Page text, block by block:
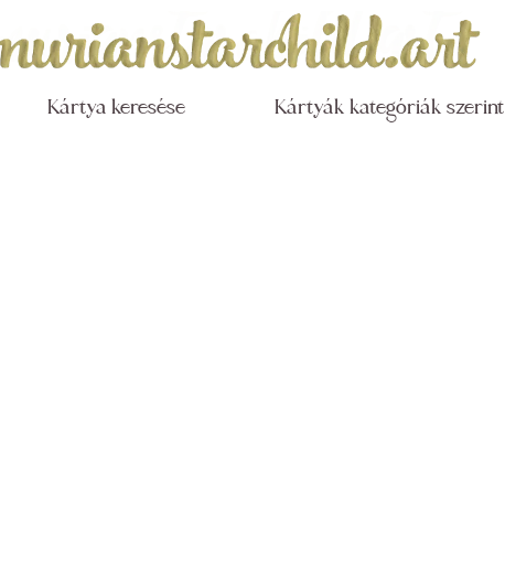
Kártya keresése Kártyák kategóriák szerint